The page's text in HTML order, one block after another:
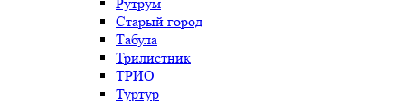
Старый город
Табула
Трилистник
ТРИО
Туртур